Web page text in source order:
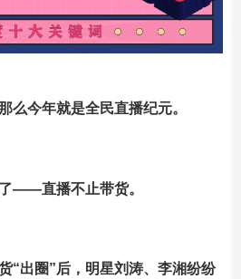
么今年就是全民直播纪元。
了——直播不止带货。
“出圈”后，明星刘涛、李湘纷纷